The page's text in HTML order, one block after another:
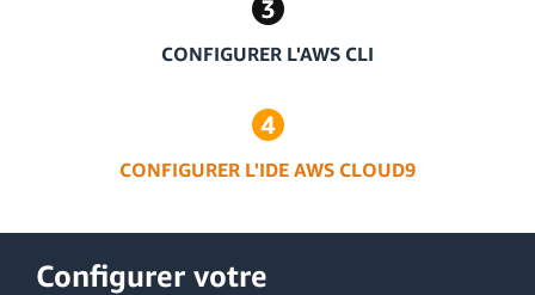
CONFIGURER L'AWS CLI
CONFIGURER L'IDE AWS CLOUD9
Configurer votre